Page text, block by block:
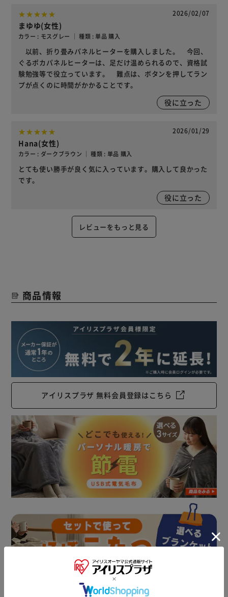
2026/02/07
まゆゆ(女性)
カラー : モスグレー ｜ 種類 : 単品 購入
以前、折り畳みパネルヒーターを購入しました。 今回、
ぐるポカパネルヒーターは、足だけ温められるので、資格試
験勉強等で役立っています。 難点は、ボタンを押してラン
プが点くのに時間がかかることです。
役に立った
2026/01/29
Hana(女性)
カラー : ダークブラウン ｜ 種類 : 単品 購入
とても使い勝手が良く気に入っています。購入して良かった
です。
役に立った
レビューをもっと見る
商品情報
アイリスプラザ 無料会員登録はこちら